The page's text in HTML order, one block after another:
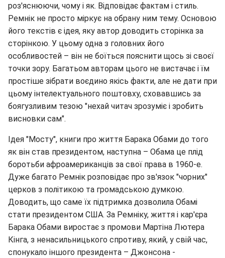
роз'яснюючи, чому і як. Відповідає фактам і стиль.
Ремнік не просто міркує на обрану ним тему. Основою
його текстів є ідея, яку автор доводить сторінка за
сторінкою. У цьому одна з головних його
особливостей – він не боїться пояснити щось зі своєї
точки зору. Багатьом авторам цього не вистачає і їм
простіше зібрати воєдино якісь факти, але не дати при
цьому інтелектуального поштовху, сховавшись за
боягузливим тезою "нехай читач зрозуміє і зробить
висновки сам".
Ідея "Мосту", книги про життя Барака Обами до того
як він став президентом, наступна – Обама це плід
боротьби афроамериканців за свої права в 1960-е.
Дуже багато Ремнік розповідає про зв'язок "чорних"
церков з політикою та громадською думкою.
Доводить, що саме їх підтримка дозволила Обамі
стати президентом США. За Ремніку, життя і кар'єра
Барака Обами виростає з промови Мартіна Лютера
Кінга, з ненасильницького спротиву, який, у свій час,
спонукало іншого президента – Джонсона -